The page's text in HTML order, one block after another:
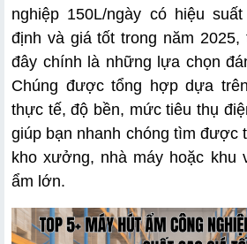
nghiệp 150L/ngày có hiệu
định và giá tốt trong năm
đây chính là những lựa chọn
Chúng được tổng hợp dựa
thực tế, độ bền, mức tiêu thụ
giúp bạn nhanh chóng tìm được
kho xưởng, nhà máy hoặc khu
ẩm lớn.